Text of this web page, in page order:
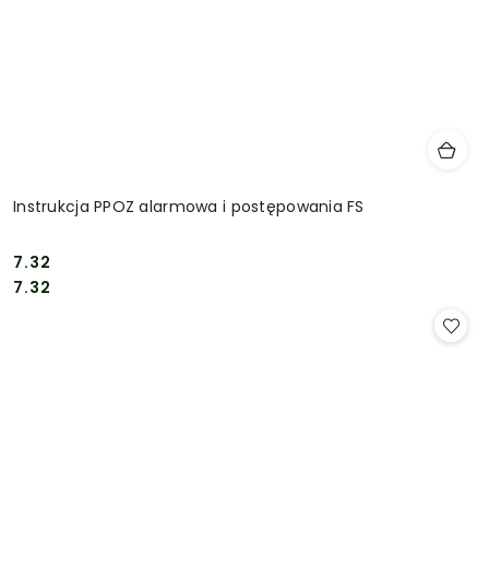
Instrukcja PPOZ alarmowa i postępowania FS
Cena:
7.32
Cena:
7.32